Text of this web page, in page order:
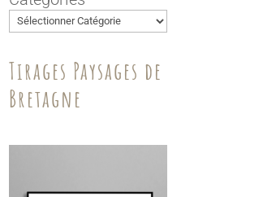
Tirages Paysages de
Bretagne